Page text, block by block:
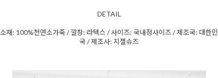
DETAIL
소재: 100%천연소가죽 / 깔창: 라텍스 / 사이즈: 국내정사이즈 / 제조국: 대한민
국 / 제조사: 지젤슈즈